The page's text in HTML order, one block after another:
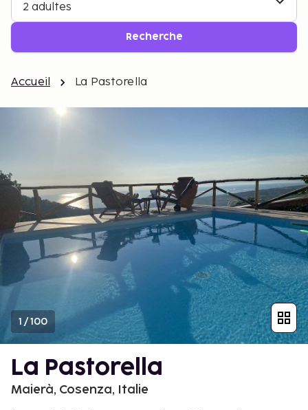
2 adultes
Recherche
Accueil La Pastorella
1 /100
La Pastorella
Maierà, Cosenza, Italie